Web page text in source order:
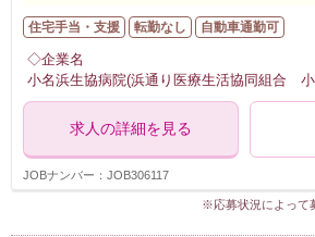
住宅手当・支援 転勤なし 自動車通勤可
◇企業名
小名浜生協病院(浜通り医療生活協同組合
求人の詳細を見る
JOBナンバー：JOB306117
※応募状況によって